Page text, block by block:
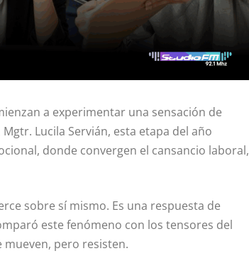
a experimentar una sensación de
Lucila Servián, esta etapa del año
donde convergen el cansancio laboral,
sobre sí mismo. Es una respuesta de
este fenómeno con los tensores del
mueven, pero resisten.